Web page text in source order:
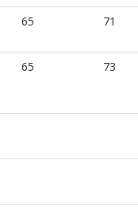
65 71
65 73